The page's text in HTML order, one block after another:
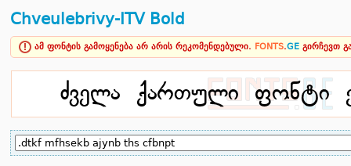
Chveulebrivy-ITV Bold
ამ ფონტის გამოყენება არ არის რეკომენდებული. FONTS.GE გირჩევთ